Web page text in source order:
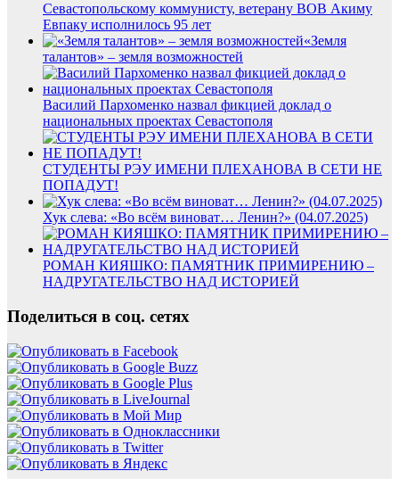
Севастопольскому коммунисту, ветерану ВОВ Акиму
Евпаку исполнилось 95 лет
«Земля
талантов» – земля возможностей
Василий Пархоменко назвал фикцией доклад о
национальных проектах Севастополя
СТУДЕНТЫ РЭУ ИМЕНИ ПЛЕХАНОВА В СЕТИ НЕ
ПОПАДУТ!
Хук слева: «Во всём виноват… Ленин?» (04.07.2025)
РОМАН КИЯШКО: ПАМЯТНИК ПРИМИРЕНИЮ –
НАДРУГАТЕЛЬСТВО НАД ИСТОРИЕЙ
Поделиться в соц. сетях